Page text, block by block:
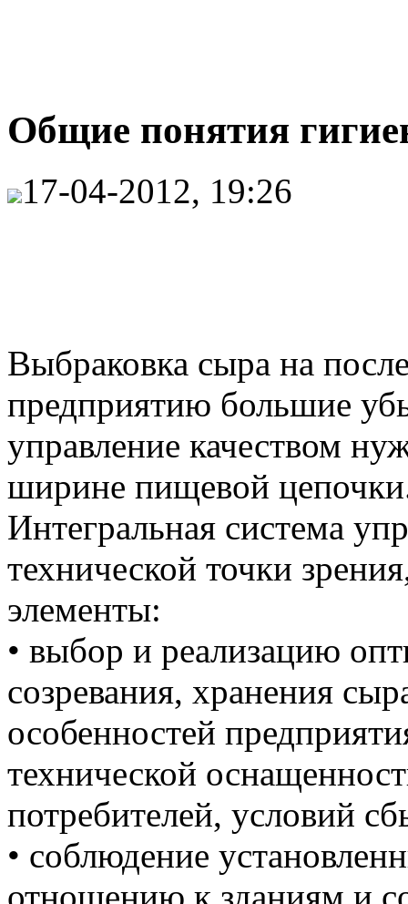
Общие понятия
17-04-2012, 19:26
Выбраковка сыра на
предприятию большие
управление качеством
ширине пищевой
Интегральная система
технической точки
элементы:
• выбор и реализацию
созревания, хранения
особенностей
технической
потребителей, условий
• соблюдение
отношению к зданиям и